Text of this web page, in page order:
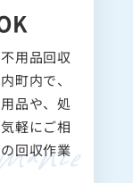
用品回収
町内で、
品や、処
軽にご相
回収作業